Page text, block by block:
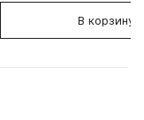
В корзину